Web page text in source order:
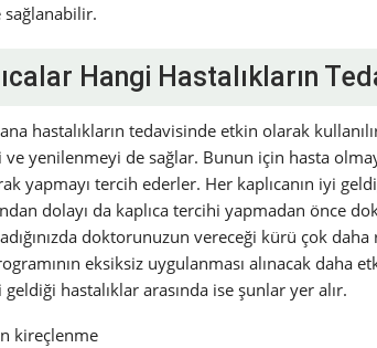
Hangi Hastalıkların
hastalıkların tedavisinde etkin olarak
yenilenmeyi de sağlar. Bunun için hasta
yapmayı tercih ederler. Her kaplıcanın iyi
dolayı da kaplıca tercihi yapmadan önce
doktorunuzun vereceği kürü çok daha
eksiksiz uygulanması alınacak daha
hastalıklar arasında ise şunlar yer alır.
kireçlenme